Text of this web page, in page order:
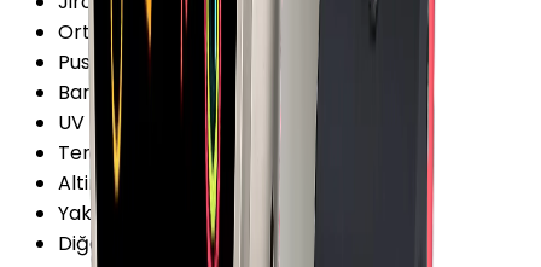
Ortam Işığı Sensörü
Pusula :
Var
Barometre
Var
UV Sensörü
Yok
Termometre
Var
Altimetre
Yakınlık Sensörü:Yok
Diğer Sensörler :Gürültü Sensörü